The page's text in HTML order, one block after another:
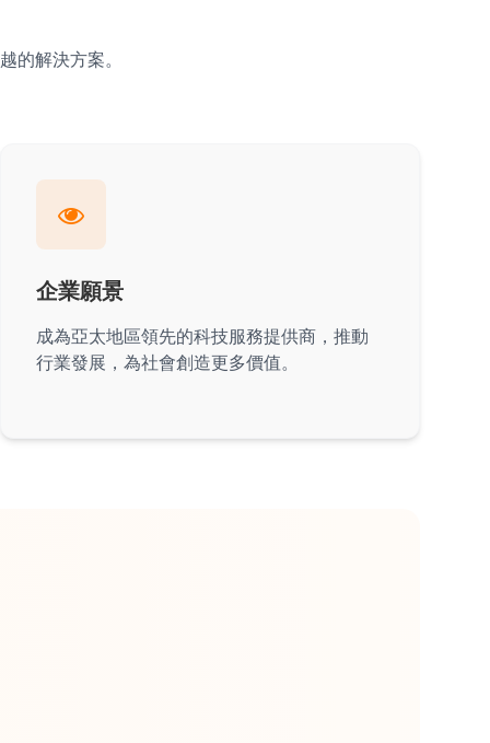
的解決方案。
企業願景
成為亞太地區領先的科技服務提供商，推動
行業發展，為社會創造更多價值。